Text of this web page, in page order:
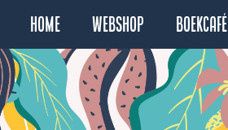
Home Webshop Boekcafé